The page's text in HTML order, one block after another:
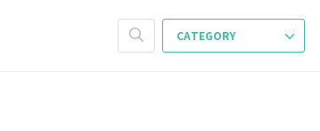
CATEGORY